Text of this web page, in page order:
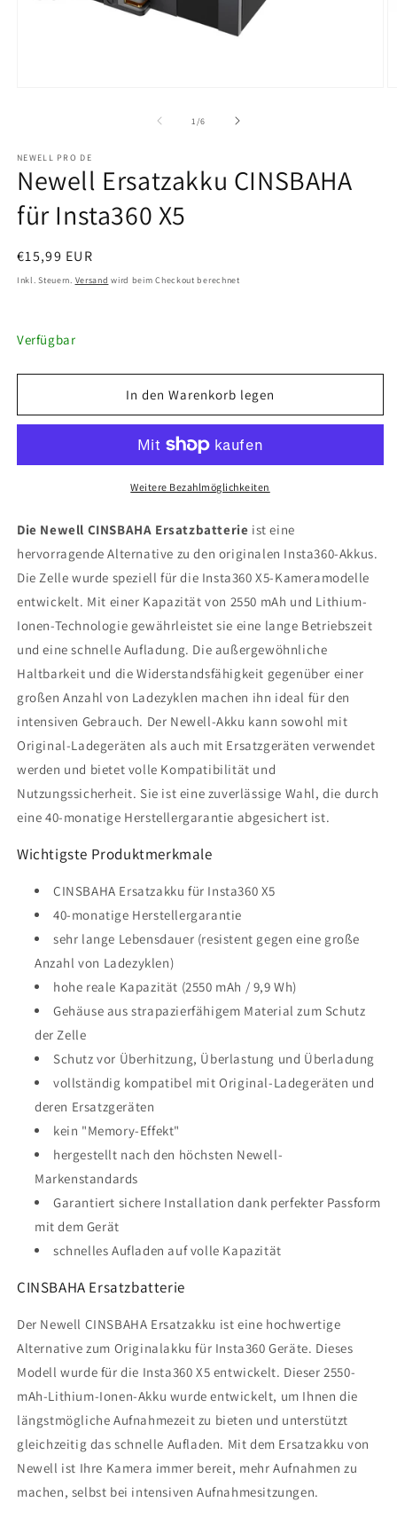
1 /von
6
NEWELL PRO DE
Newell Ersatzakku CINSBAHA
für Insta360 X5
Normaler
Preis
€15,99 EUR
Inkl. Steuern. Versand wird beim Checkout berechnet
Verfügbar
In den Warenkorb legen
Weitere Bezahlmöglichkeiten
Die Newell CINSBAHA Ersatzbatterie ist eine
hervorragende Alternative zu den originalen Insta360-Akkus.
Die Zelle wurde speziell für die Insta360 X5-Kameramodelle
entwickelt. Mit einer Kapazität von 2550 mAh und Lithium-
Ionen-Technologie gewährleistet sie eine lange Betriebszeit
und eine schnelle Aufladung. Die außergewöhnliche
Haltbarkeit und die Widerstandsfähigkeit gegenüber einer
großen Anzahl von Ladezyklen machen ihn ideal für den
intensiven Gebrauch. Der Newell-Akku kann sowohl mit
Original-Ladegeräten als auch mit Ersatzgeräten verwendet
werden und bietet volle Kompatibilität und
Nutzungssicherheit. Sie ist eine zuverlässige Wahl, die durch
eine 40-monatige Herstellergarantie abgesichert ist.
Wichtigste Produktmerkmale
CINSBAHA Ersatzakku für Insta360 X5
40-monatige Herstellergarantie
sehr lange Lebensdauer (resistent gegen eine große
Anzahl von Ladezyklen)
hohe reale Kapazität (2550 mAh / 9,9 Wh)
Gehäuse aus strapazierfähigem Material zum Schutz
der Zelle
Schutz vor Überhitzung, Überlastung und Überladung
vollständig kompatibel mit Original-Ladegeräten und
deren Ersatzgeräten
kein "Memory-Effekt"
hergestellt nach den höchsten Newell-
Markenstandards
Garantiert sichere Installation dank perfekter Passform
mit dem Gerät
schnelles Aufladen auf volle Kapazität
CINSBAHA Ersatzbatterie
Der Newell CINSBAHA Ersatzakku ist eine hochwertige
Alternative zum Originalakku für Insta360 Geräte. Dieses
Modell wurde für die Insta360 X5 entwickelt. Dieser 2550-
mAh-Lithium-Ionen-Akku wurde entwickelt, um Ihnen die
längstmögliche Aufnahmezeit zu bieten und unterstützt
gleichzeitig das schnelle Aufladen. Mit dem Ersatzakku von
Newell ist Ihre Kamera immer bereit, mehr Aufnahmen zu
machen, selbst bei intensiven Aufnahmesitzungen.